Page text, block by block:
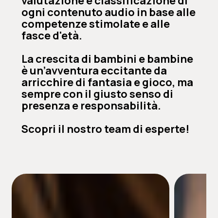
ogni contenuto audio in base alle
competenze stimolate e alle
fasce d'età.
La crescita di bambini e bambine
è un’avventura eccitante da
arricchire di fantasia e gioco, ma
sempre con il giusto senso di
presenza e responsabilità.
Scopri il nostro team di esperte!